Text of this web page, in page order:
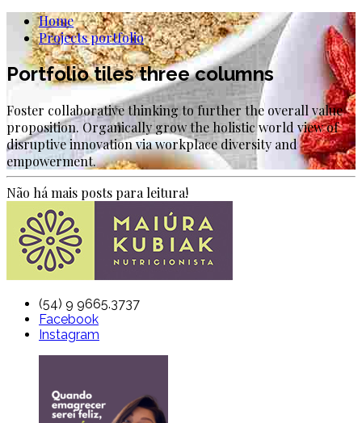
Home
Projects portfolio
Portfolio tiles three columns
Foster collaborative thinking to further the overall value
proposition. Organically grow the holistic world view of
disruptive innovation via workplace diversity and
empowerment.
Não há mais posts para leitura!
(54) 9 9665.3737
Facebook
Instagram